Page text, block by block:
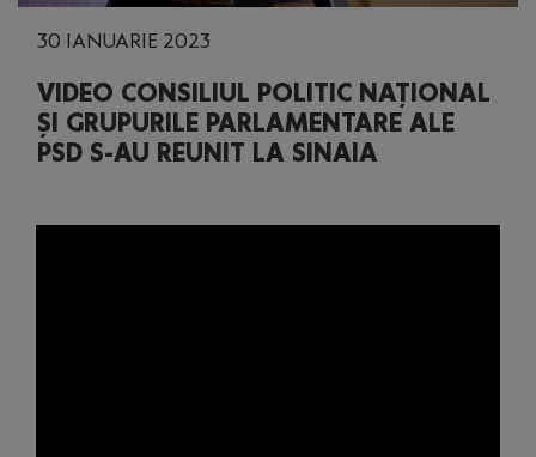
30 IANUARIE 2023
VIDEO CONSILIUL POLITIC NAȚIONAL
ȘI GRUPURILE PARLAMENTARE ALE
PSD S-AU REUNIT LA SINAIA